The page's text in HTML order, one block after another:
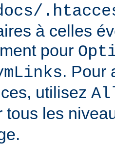
à celles
pour
. Pour
utilisez
tous les